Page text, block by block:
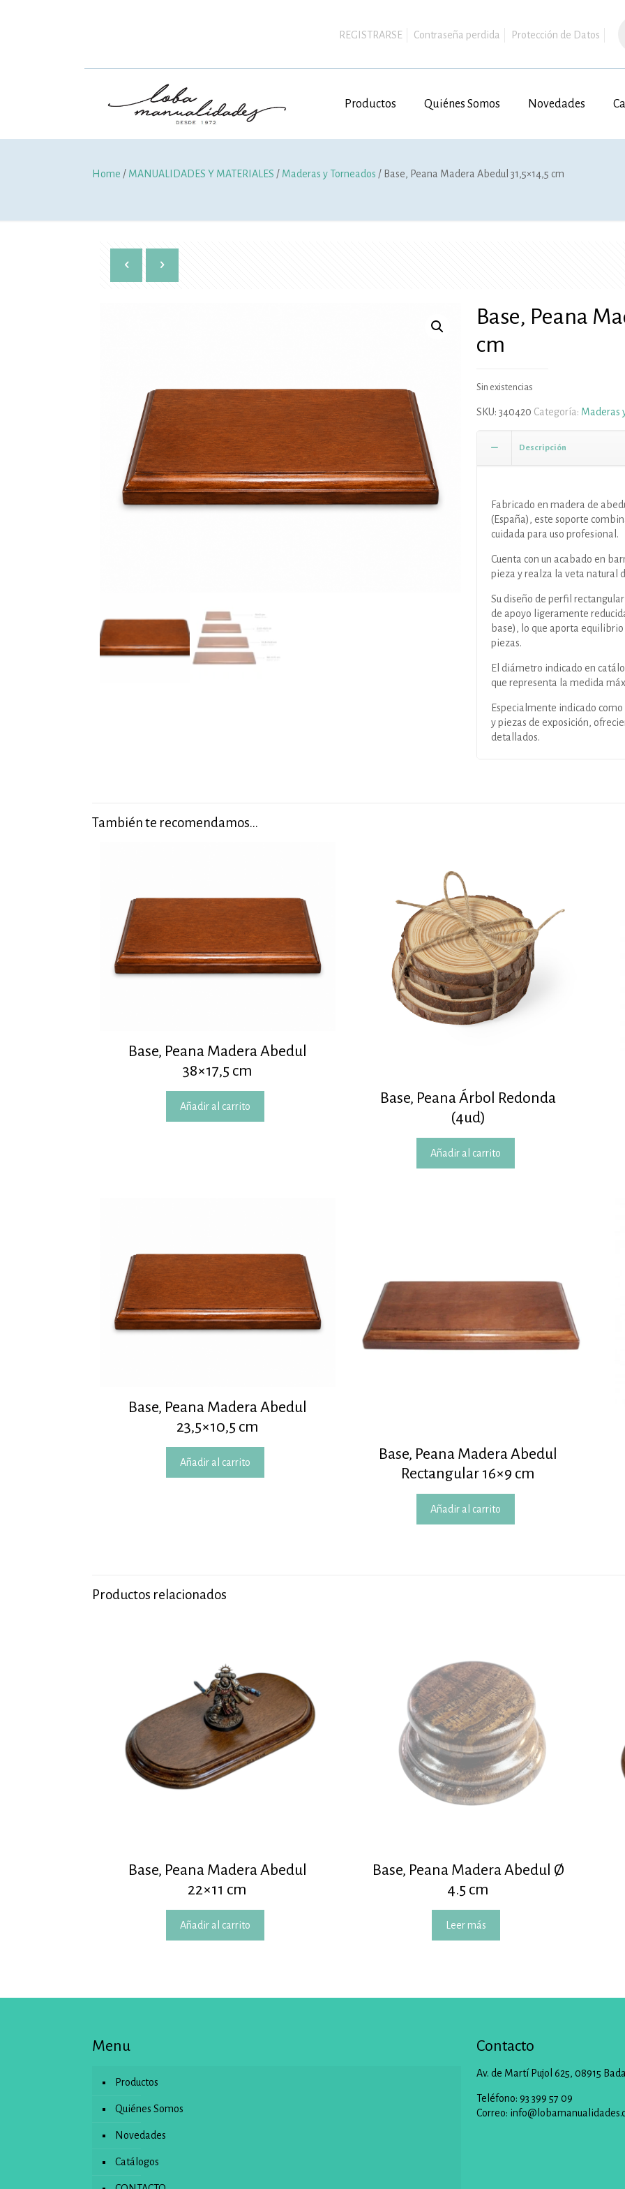
REGISTRARSE Contraseña perdida Protección de Datos
Productos Quiénes Somos Novedades
Home / MANUALIDADES Y MATERIALES / Maderas y Torneados / Base, Peana Madera Abedul 31,5×14,5 cm
Base, Peana
cm
Sin existencias
SKU: 340420 Categoría: Maderas
Descripción
Fabricado en madera de
(España), este soporte
cuidada para uso profesional.
Cuenta con un acabado en
pieza y realza la veta natural
Su diseño de perfil
de apoyo ligeramente
base), lo que aporta
piezas.
El diámetro indicado en
que representa la medida
Especialmente indicado
y piezas de exposición,
detallados.
También te recomendamos…
Base, Peana Madera Abedul
38×17,5 cm
Añadir al carrito
Base, Peana Árbol Redonda
(4ud)
Añadir al carrito
Base, Peana Madera Abedul
23,5×10,5 cm
Añadir al carrito
Base, Peana Madera Abedul
Rectangular 16×9 cm
Añadir al carrito
Productos relacionados
Base, Peana Madera Abedul
22×11 cm
Añadir al carrito
Base, Peana Madera Abedul Ø
4.5 cm
Leer más
Menu
Productos
Quiénes Somos
Novedades
Catálogos
Contacto
Av. de Martí Pujol 625, 08915
Teléfono: 93 399 57 09
Correo: